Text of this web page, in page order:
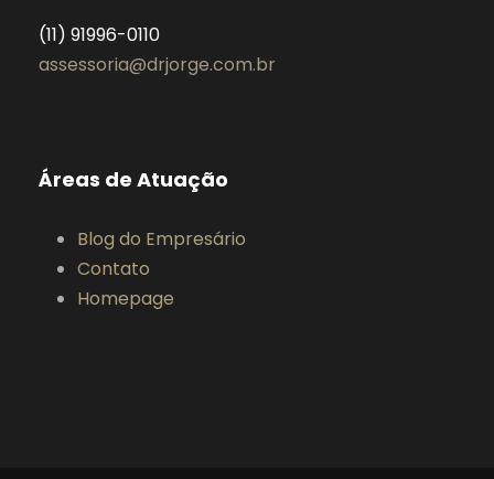
(11) 91996-0110
assessoria@drjorge.com.br
Áreas de Atuação
Blog do Empresário
Contato
Homepage